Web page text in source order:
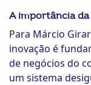
A importância
Para Márcio
inovação é
de negócios do
um sistema